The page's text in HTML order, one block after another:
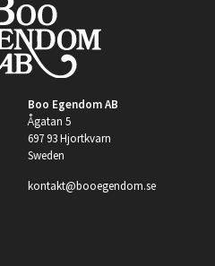
Boo Egendom AB
Ågatan 5
697 93 Hjortkvarn
Sweden
kontakt@booegendom.se